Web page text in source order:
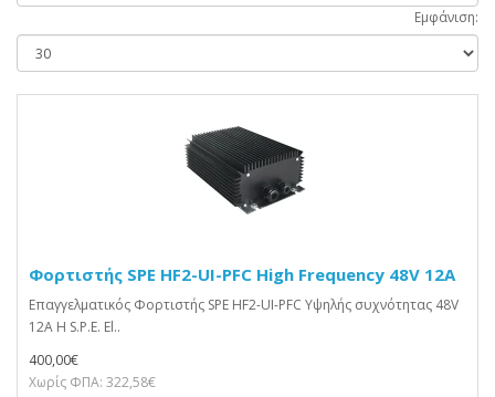
Εμφάνιση:
Φορτιστής SPE HF2-UI-PFC High Frequency 48V 12A
Επαγγελματικός Φορτιστής SPE HF2-UI-PFC Υψηλής συχνότητας 48V
12A Η S.P.E. El..
400,00€
Χωρίς ΦΠΑ: 322,58€